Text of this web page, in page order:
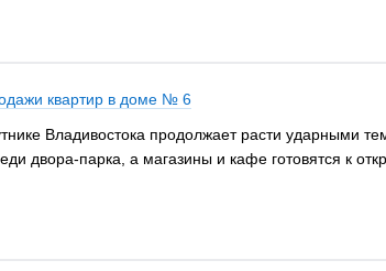
квартир в доме № 6
Владивостока продолжает расти ударными
двора-парка, а магазины и кафе готовятся к